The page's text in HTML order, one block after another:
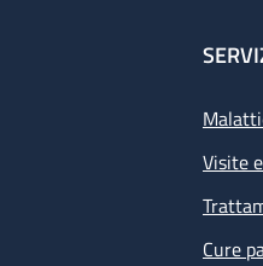
Visite
Cure